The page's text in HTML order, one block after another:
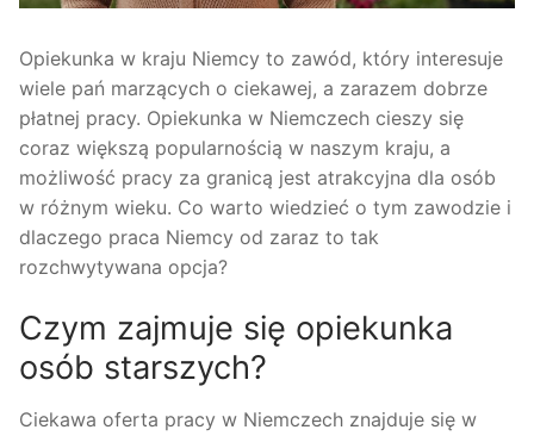
Opiekunka w kraju Niemcy to zawód, który interesuje
wiele pań marzących o ciekawej, a zarazem dobrze
płatnej pracy. Opiekunka w Niemczech cieszy się
coraz większą popularnością w naszym kraju, a
możliwość pracy za granicą jest atrakcyjna dla osób
w różnym wieku. Co warto wiedzieć o tym zawodzie i
dlaczego praca Niemcy od zaraz to tak
rozchwytywana opcja?
Czym zajmuje się opiekunka
osób starszych?
Ciekawa oferta pracy w Niemczech znajduje się w